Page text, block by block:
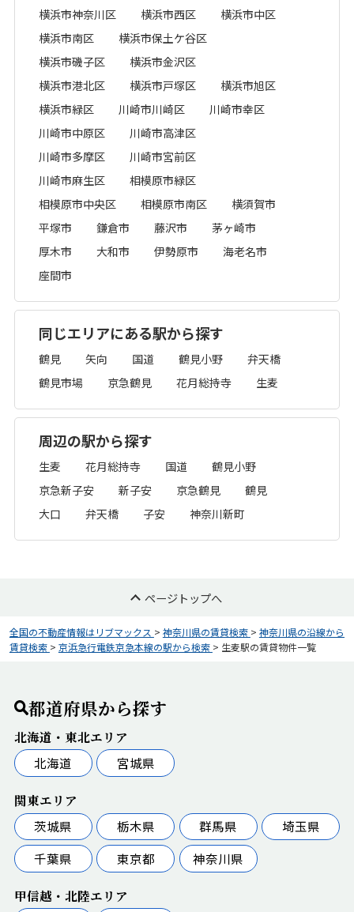
横浜市神奈川区 横浜市西区
横浜市中区
横浜市南区
横浜市保土ケ谷区
横浜市磯子区
横浜市金沢区
横浜市港北区
横浜市戸塚区
横浜市旭区
横浜市緑区
川崎市川崎区
川崎市幸区
川崎市中原区
川崎市高津区
川崎市多摩区
川崎市宮前区
川崎市麻生区
相模原市緑区
相模原市中央区
相模原市南区
横須賀市
平塚市
鎌倉市 藤沢市
茅ヶ崎市
厚木市
大和市 伊勢原市
海老名市
座間市
同じエリアにある駅から探す
鶴見 矢向 国道 鶴見小野
弁天橋
鶴見市場
京急鶴見 花月総持寺 生麦
周辺の駅から探す
生麦 花月総持寺 国道
鶴見小野
京急新子安
新子安 京急鶴見
鶴見
大口
弁天橋 子安 神奈川新町
ページトップへ
全国の不動産情報はリブマックス > 神奈川県の賃貸検索 > 神奈川県の沿線から
賃貸検索 > 京浜急行電鉄京急本線の駅から検索 > 生麦駅の賃貸物件一覧
都道府県から探す
北海道・東北エリア
北海道
宮城県
関東エリア
茨城県
栃木県 群馬県
埼玉県
千葉県
東京都 神奈川県
甲信越・北陸エリア